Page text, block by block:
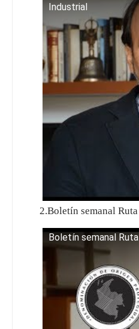
Industrial
2.Boletín semanal
Boletín semanal